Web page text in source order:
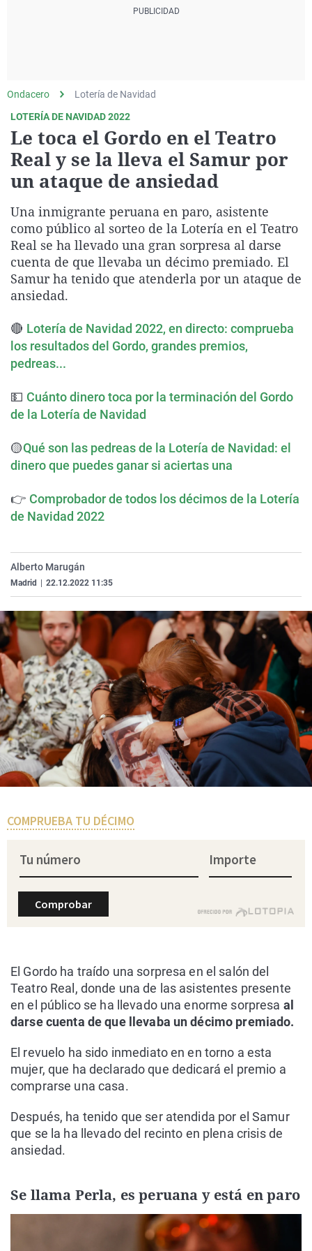
Ondacero
Lotería de Navidad
LOTERÍA DE NAVIDAD 2022
Le toca el Gordo en el Teatro
Real y se la lleva el Samur por
un ataque de ansiedad
Una inmigrante peruana en paro, asistente
como público al sorteo de la Lotería en el Teatro
Real se ha llevado una gran sorpresa al darse
cuenta de que llevaba un décimo premiado. El
Samur ha tenido que atenderla por un ataque de
ansiedad.
🔴 Lotería de Navidad 2022, en directo: comprueba
los resultados del Gordo, grandes premios,
pedreas...
💵 Cuánto dinero toca por la terminación del Gordo
de la Lotería de Navidad
🟡Qué son las pedreas de la Lotería de Navidad: el
dinero que puedes ganar si aciertas una
👉 Comprobador de todos los décimos de la Lotería
de Navidad 2022
Alberto Marugán
Madrid 22.12.2022 11:35
El Gordo ha traído una sorpresa en el salón del
Teatro Real, donde una de las asistentes presente
en el público se ha llevado una enorme sorpresa al
darse cuenta de que llevaba un décimo premiado.
El revuelo ha sido inmediato en en torno a esta
mujer, que ha declarado que dedicará el premio a
comprarse una casa.
Después, ha tenido que ser atendida por el Samur
que se la ha llevado del recinto en plena crisis de
ansiedad.
Se llama Perla, es peruana y está en paro